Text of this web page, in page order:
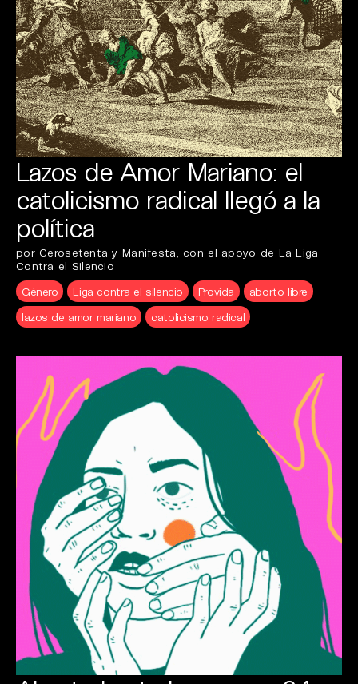
Lazos de Amor Mariano: el
catolicismo radical llegó a la
política
por Cerosetenta y Manifesta, con el apoyo de La Liga
Contra el Silencio
Género
Liga contra el silencio Provida
aborto libre
lazos de amor mariano
catolicismo radical